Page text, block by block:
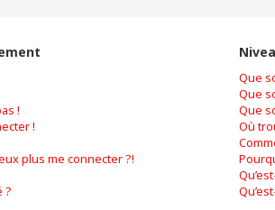
!
!
plus me connecter ?!
?
Que
Que
Que
Où